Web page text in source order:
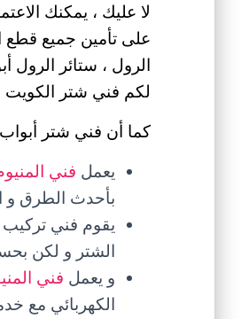
لا عليك ، يمكنك
على تأمين جميع قطع
الرول ، ستائر الرول
لكم فني شتر الكويت
كما أن فني شتر
يعمل فني
بأحدث الطرق و
يقوم فني
الشتر و لكن
و يعمل فني
الكهربائي مع